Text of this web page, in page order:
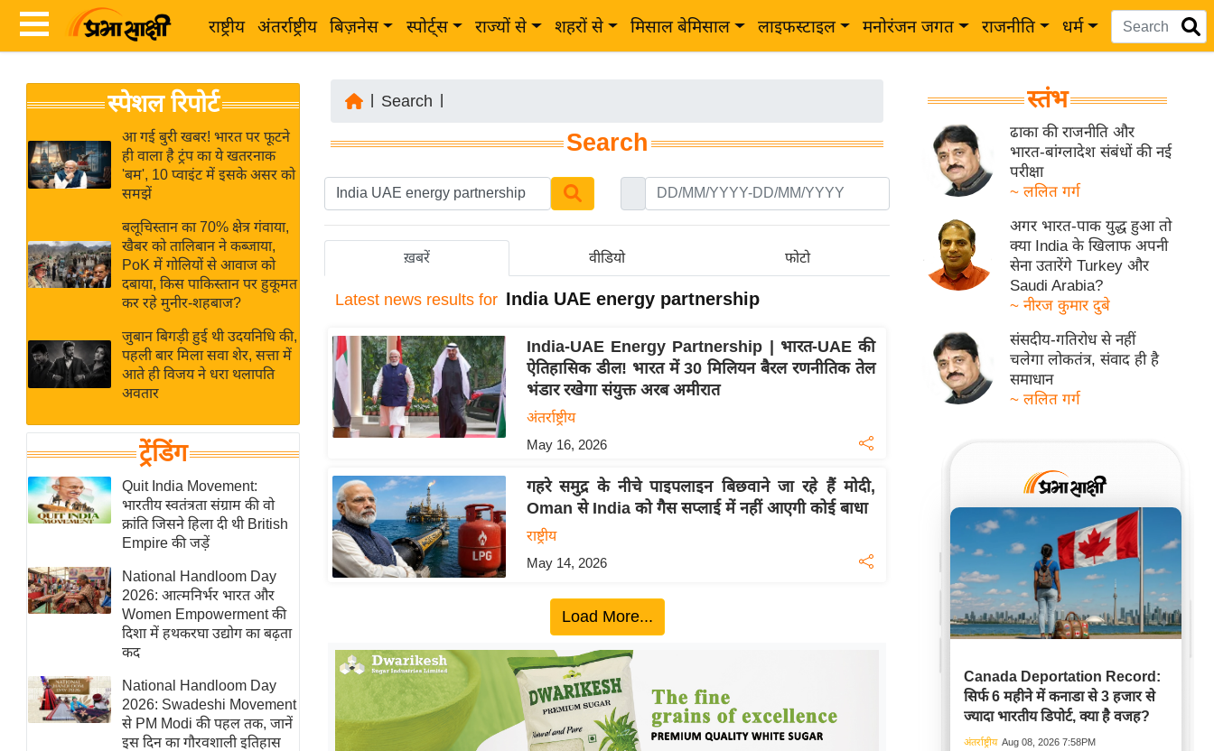
राष्ट्रीय अंतर्राष्ट्रीय बिज़नेस स्पोर्ट्स राज्यों से शहरों से मिसाल बेमिसाल लाइफस्टाइल मनोरंजन जगत राजनीति धर्म
News
Hindi
Live
News in
Hindi
News
Hindi
Videos
ख
ब
र
अंतर्राष्ट्रीय
बिज़नेस
विशेषज्ञ
राय
खेल
क्रिकेट
IPL
2026
ई-पेपर
मिसाल बेमिसाल
शख्सियत
यंग इंडिया
साहित्य जगत
ऑटो वर्ल्ड
न्यूज ब्रीफ
स्पेशल रिपोर्ट
आ गई बुरी खबर! भारत पर फूटने
ही वाला है ट्रंप का ये खतरनाक
'बम', 10 प्वाइंट में इसके असर को
समझें
बलूचिस्तान का 70% क्षेत्र गंवाया,
खैबर को तालिबान ने कब्जाया,
PoK में गोलियों से आवाज को
दबाया, किस पाकिस्तान पर हुकूमत
कर रहे मुनीर-शहबाज?
जुबान बिगड़ी हुई थी उदयनिधि की,
पहली बार मिला सवा शेर, सत्ता में
आते ही विजय ने धरा थलापति
अवतार
ट्रेंडिंग
Quit India Movement:
भारतीय स्वतंत्रता संग्राम की वो
क्रांति जिसने हिला दी थी British
Empire की जड़ें
National Handloom Day
2026: आत्मनिर्भर भारत और
Women Empowerment की
दिशा में हथकरघा उद्योग का बढ़ता
कद
National Handloom Day
2026: Swadeshi Movement
से PM Modi की पहल तक, जानें
इस दिन का गौरवशाली इतिहास
Search
Search
ख़बरें वीडियो फोटो
Latest news results for India UAE energy partnership
India-UAE Energy Partnership | भारत-UAE की
ऐतिहासिक डील! भारत में 30 मिलियन बैरल रणनीतिक तेल
भंडार रखेगा संयुक्त अरब अमीरात
अंतर्राष्ट्रीय
May 16, 2026
गहरे समुद्र के नीचे पाइपलाइन बिछवाने जा रहे हैं मोदी,
Oman से India को गैस सप्लाई में नहीं आएगी कोई बाधा
राष्ट्रीय
May 14, 2026
Load More...
स्तंभ
ढाका की राजनीति और
भारत-बांग्लादेश संबंधों की नई
परीक्षा
~ ललित गर्ग
अगर भारत-पाक युद्ध हुआ तो
क्या India के खिलाफ अपनी
सेना उतारेंगे Turkey और
Saudi Arabia?
~ नीरज कुमार दुबे
संसदीय-गतिरोध से नहीं
चलेगा लोकतंत्र, संवाद ही है
समाधान
~ ललित गर्ग
Canada Deportation Record:
सिर्फ 6 महीने में कनाडा से 3 हजार से
ज्यादा भारतीय डिपोर्ट, क्या है वजह?
अंतर्राष्ट्रीय Aug 08, 2026 7:58PM